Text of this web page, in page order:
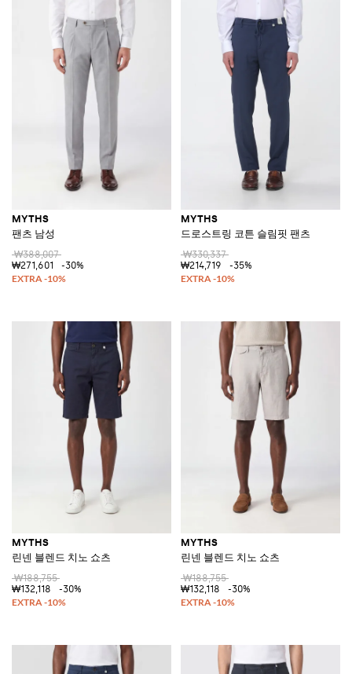
MYTHS
팬츠 남성
₩388,007
₩271,601
-30%
MYTHS
드로스트링 코튼 슬림핏 팬츠
₩330,337
₩214,719
-35%
MYTHS
린넨 블렌드 치노 쇼츠
₩188,755
₩132,118
-30%
MYTHS
린넨 블렌드 치노 쇼츠
₩188,755
₩132,118
-30%